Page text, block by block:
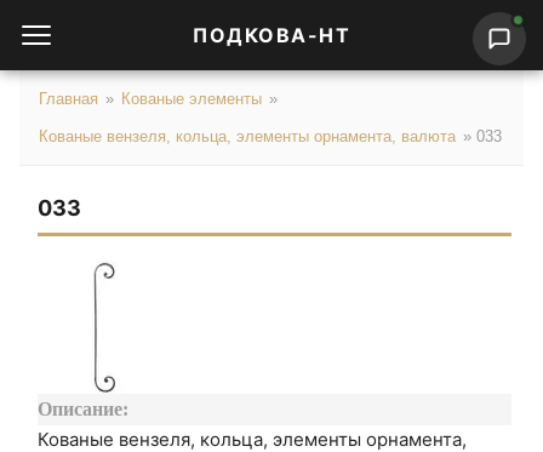
ПОДКОВА-НТ
Главная » Кованые элементы »
Кованые вензеля, кольца, элементы орнамента, валюта » 033
033
Описание:
Кованые вензеля, кольца, элементы орнамента,